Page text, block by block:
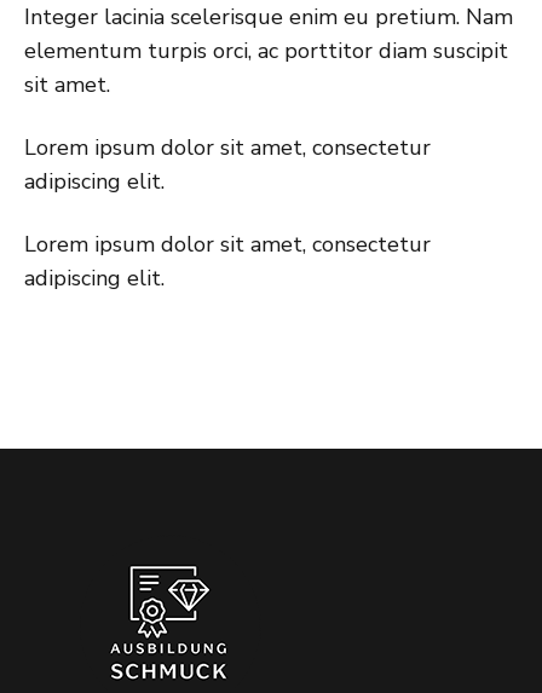
Integer lacinia scelerisque enim eu pretium. Nam
elementum turpis orci, ac porttitor diam suscipit
sit amet.
Lorem ipsum dolor sit amet, consectetur
adipiscing elit.
Lorem ipsum dolor sit amet, consectetur
adipiscing elit.